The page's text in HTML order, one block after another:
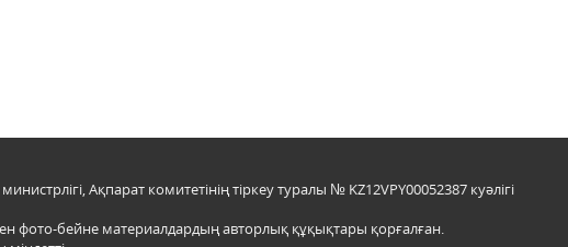
Ақпарат комитетінің тіркеу туралы № KZ12VPY00052387 куәлігі
фото-бейне материалдардың авторлық құқықтары қорғалған.